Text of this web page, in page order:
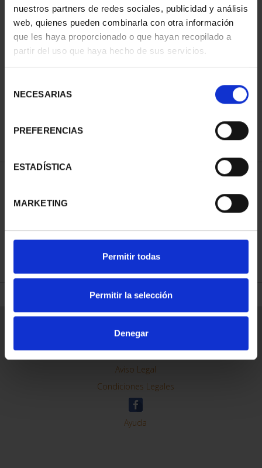
nuestros partners de redes sociales, publicidad y análisis
web, quienes pueden combinarla con otra información
que les haya proporcionado o que hayan recopilado a
partir del uso que haya hecho de sus servicios.
NECESARIAS
PREFERENCIAS
ESTADÍSTICA
MARKETING
Permitir todas
Permitir la selección
Denegar
73,00 €
REFINAR
Contacto
Preguntas Frequentes (FAQs)
Aviso Legal
Condiciones Legales
Ayuda